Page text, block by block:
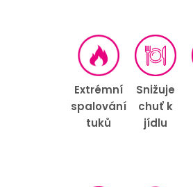
Extrémní
spalování
tuků
Snižuje
chuť k
jídlu